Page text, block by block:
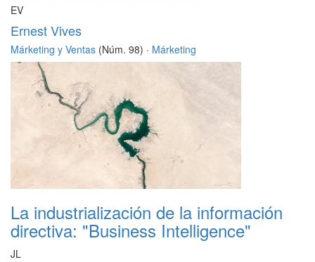
EV
Ernest Vives
Márketing y Ventas (Núm. 98) · Márketing
La industrialización de la información
directiva: "Business Intelligence"
JL